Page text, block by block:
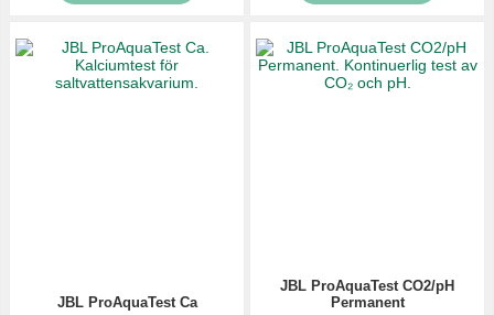
JBL ProAquaTest Ca
JBL ProAquaTest CO2/pH
Permanent